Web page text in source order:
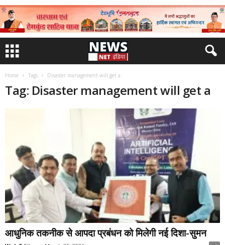
Home Tags Disaster management will get a
Tag: Disaster management will get a
आधुनिक तकनीक से आपदा प्रबंधन को मिलेगी नई दिशा-सुमन